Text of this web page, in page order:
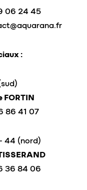
06 24 45
:
FORTIN
86 41 07
44 (nord)
36 84 06